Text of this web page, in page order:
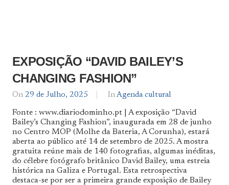
EXPOSIÇÃO “DAVID BAILEY’S
CHANGING FASHION”
On 29 de Julho, 2025
By
De
Norte
a
Sul
In Agenda cultural
Fonte : www.diariodominho.pt | A exposição “David
Bailey’s Changing Fashion”, inaugurada em 28 de junho
no Centro MOP (Molhe da Bateria, A Corunha), estará
aberta ao público até 14 de setembro de 2025. A mostra
gratuita reúne mais de 140 fotografias, algumas inéditas,
do célebre fotógrafo britânico David Bailey, uma estreia
histórica na Galiza e Portugal. Esta retrospectiva
destaca-se por ser a primeira grande exposição de Bailey